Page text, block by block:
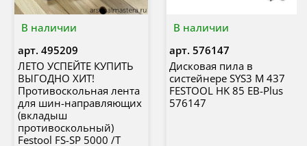
В наличии
арт. 495209
ЛЕТО УСПЕЙТЕ КУПИТЬ
ВЫГОДНО ХИТ!
Противоскольная лента
для шин-направляющих
(вкладыш
противоскольный)
Festool FS-SP 5000 /T
В наличии
арт. 576147
Дисковая пила в
систейнере SYS3 M 437
FESTOOL HK 85 EB-Plus
576147